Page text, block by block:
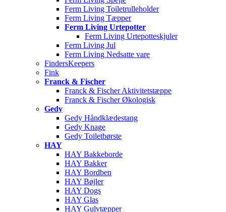
Ferm Living Toiletrulleholder
Ferm Living Tæpper
Ferm Living Urtepotter
Ferm Living Urtepotteskjuler
Ferm Living Jul
Ferm Living Nedsatte vare
FindersKeepers
Fink
Franck & Fischer
Franck & Fischer Aktivitetstæppe
Franck & Fischer Økologisk
Gedy
Gedy Håndklædestang
Gedy Knage
Gedy Toiletbørste
HAY
HAY Bakkeborde
HAY Bakker
HAY Bordben
HAY Bøjler
HAY Dogs
HAY Glas
HAY Gulvtæpper